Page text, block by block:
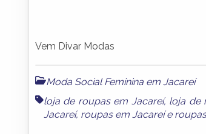
Vem Divar Modas
Moda Social Feminina em Jacareí
loja de roupas em Jacareí, loja de
Jacareí, roupas em Jacareíe